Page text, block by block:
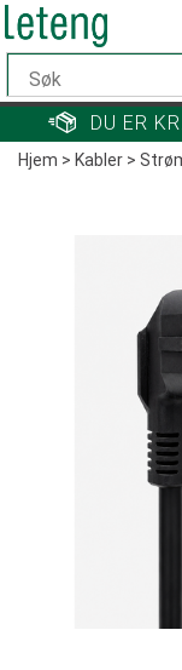
DU ER KR.
Hjem>Kabler>